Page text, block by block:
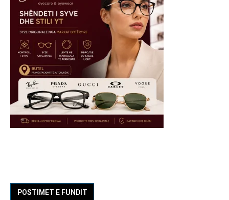
POSTIMET E FUNDIT